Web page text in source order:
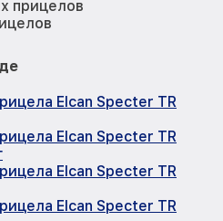
прицелов
Elcan Specter TR
Elcan Specter TR
Elcan Specter TR
Elcan Specter TR